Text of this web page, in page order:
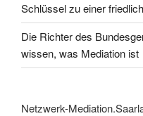
Schlüssel zu einer
Die Richter des
wissen, was Mediation ist
Netzwerk-